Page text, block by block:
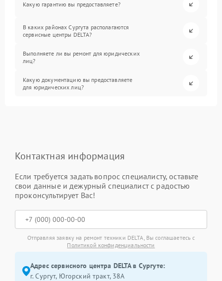
Какую гарантию вы предоставляете?
В каких районах Сургута располагаются
сервисные центры DELTA?
Выполняете ли вы ремонт для юридических
лиц?
Какую документацию вы предоставляете
для юридических лиц?
Контактная информация
Если требуется задать вопрос специалисту, оставьте
свои данные и дежурный специалист с радостью
проконсультирует Вас!
Отправляя заявку на ремонт техники DELTA, Вы соглашаетесь с
Политикой конфиденциальности
Адрес сервисного центра DELTA в Сургуте:
г. Сургут, Югорский тракт, 38А